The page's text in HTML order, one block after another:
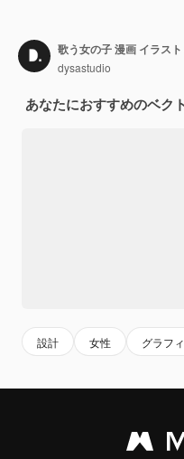
歌う女の子 漫画 イラス
dysastudio
あなたにおすすめのベク
設計 女性 グラフ